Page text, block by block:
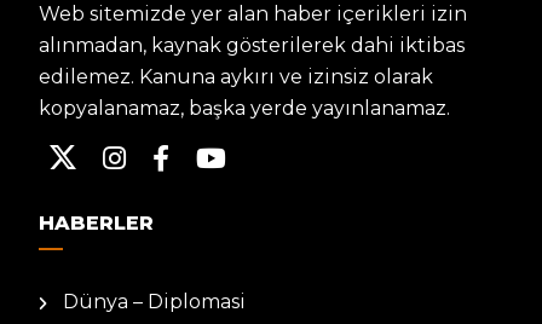
Web sitemizde yer alan haber içerikleri izin
alınmadan, kaynak gösterilerek dahi iktibas
edilemez. Kanuna aykırı ve izinsiz olarak
kopyalanamaz, başka yerde yayınlanamaz.
HABERLER
Dünya – Diplomasi